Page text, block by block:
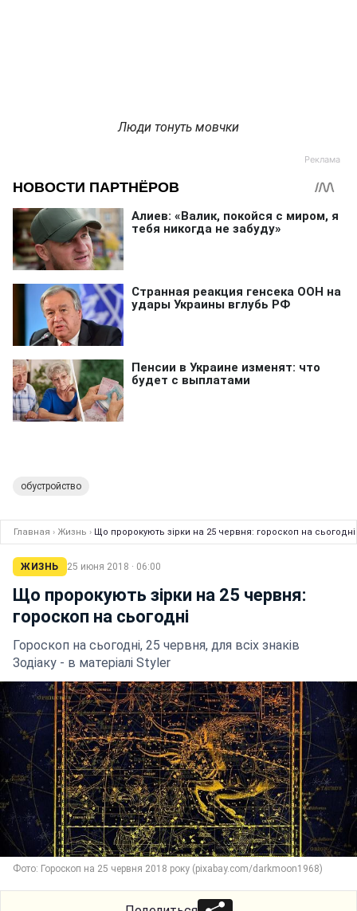
Люди тонуть мовчки
обустройство
Главная › Жизнь › Що пророкують зірки на 25 червня: гороскоп на сьогодні
ЖИЗНЬ 25 июня 2018 · 06:00
Що пророкують зірки на 25 червня:
гороскоп на сьогодні
Гороскоп на сьогодні, 25 червня, для всіх знаків
Зодіаку - в матеріалі Styler
Фото: Гороскоп на 25 червня 2018 року (pixabay.com/darkmoon1968)